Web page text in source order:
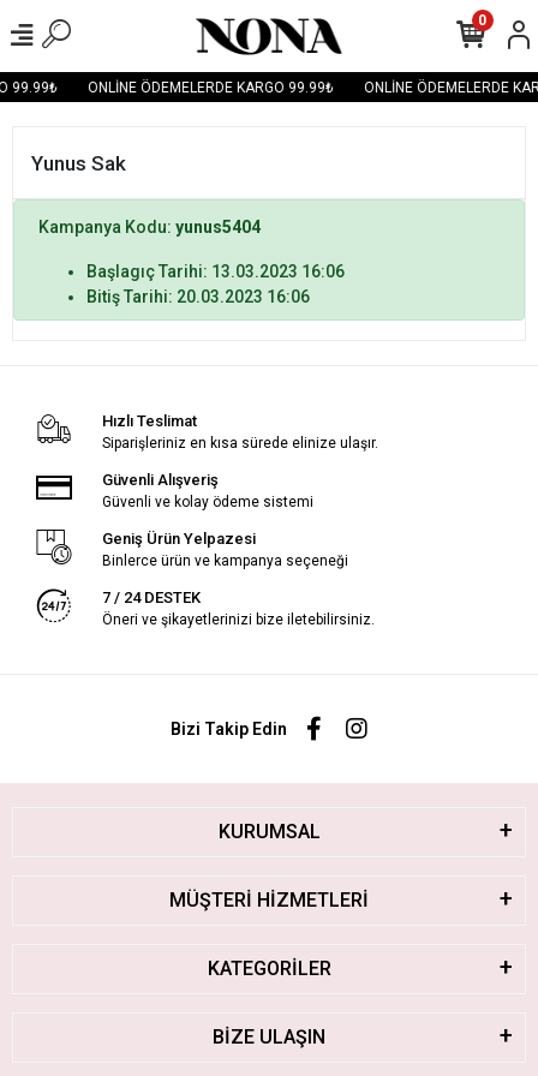
99.99₺ ONLİNE ÖDEMELERDE KARGO 99.99₺ ONLİNE ÖDEMELERDE
0
Yunus Sak
Kampanya Kodu: yunus5404
Başlagıç Tarihi: 13.03.2023 16:06
Bitiş Tarihi: 20.03.2023 16:06
Hızlı Teslimat
Siparişleriniz en kısa sürede elinize ulaşır.
Güvenli Alışveriş
Güvenli ve kolay ödeme sistemi
Geniş Ürün Yelpazesi
Binlerce ürün ve kampanya seçeneği
7 / 24 DESTEK
Öneri ve şikayetlerinizi bize iletebilirsiniz.
Bizi Takip Edin
KURUMSAL
MÜŞTERİ HİZMETLERİ
KATEGORİLER
BİZE ULAŞIN